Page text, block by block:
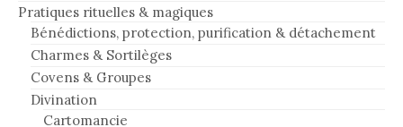
Pratiques rituelles & magiques
Bénédictions, protection, purification & détachement
Charmes & Sortilèges
Covens & Groupes
Divination
Cartomancie